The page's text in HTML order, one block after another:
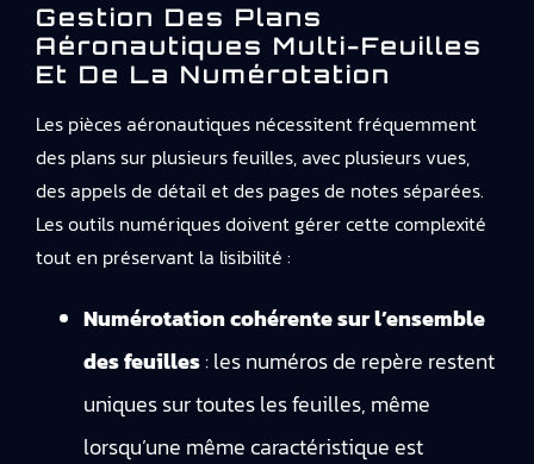
Gestion Des Plans
Aéronautiques Multi-Feuilles
Et De La Numérotation
Les pièces aéronautiques nécessitent fréquemment
des plans sur plusieurs feuilles, avec plusieurs vues,
des appels de détail et des pages de notes séparées.
Les outils numériques doivent gérer cette complexité
tout en préservant la lisibilité :
Numérotation cohérente sur l’ensemble
des feuilles: les numéros de repère restent
uniques sur toutes les feuilles, même
lorsqu’une même caractéristique est